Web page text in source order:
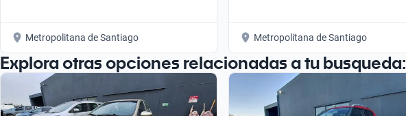
Metropolitana de Santiago Metropolitana de Santiago
Explora otras opciones relacionadas a tu busqueda: